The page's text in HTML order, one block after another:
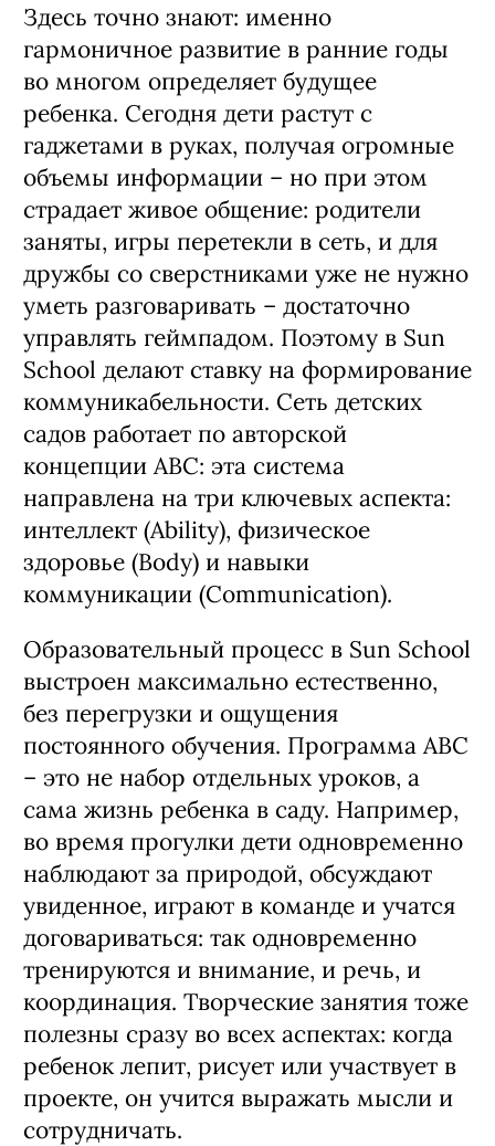
Здесь точно знают: именно
гармоничное развитие в ранние годы
во многом определяет будущее
ребенка. Сегодня дети растут с
гаджетами в руках, получая огромные
объемы информации – но при этом
страдает живое общение: родители
заняты, игры перетекли в сеть, и для
дружбы со сверстниками уже не нужно
уметь разговаривать – достаточно
управлять геймпадом. Поэтому в Sun
School делают ставку на формирование
коммуникабельности. Сеть детских
садов работает по авторской
концепции ABC: эта система
направлена на три ключевых аспекта:
интеллект (Ability), физическое
здоровье (Body) и навыки
коммуникации (Communication).
Образовательный процесс в Sun School
выстроен максимально естественно,
без перегрузки и ощущения
постоянного обучения. Программа ABC
– это не набор отдельных уроков, а
сама жизнь ребенка в саду. Например,
во время прогулки дети одновременно
наблюдают за природой, обсуждают
увиденное, играют в команде и учатся
договариваться: так одновременно
тренируются и внимание, и речь, и
координация. Творческие занятия тоже
полезны сразу во всех аспектах: когда
ребенок лепит, рисует или участвует в
проекте, он учится выражать мысли и
сотрудничать.